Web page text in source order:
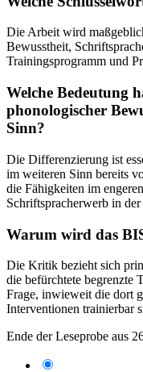
Die Arbeit wird
Bewusstheit,
Trainingsprogramm und
Welche Bedeutung
phonologischer
Sinn?
Die Differenzierung ist
im weiteren Sinn bereits
die Fähigkeiten im
Schriftspracherwerb in
Warum wird das
Die Kritik bezieht sich
die befürchtete begrenzte
Frage, inwieweit die dort
Interventionen trainierbar
Ende der Leseprobe aus